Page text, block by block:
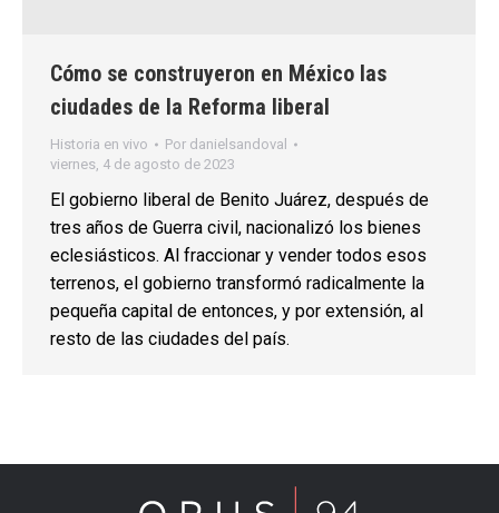
Cómo se construyeron en México las
ciudades de la Reforma liberal
Historia en vivo Por danielsandoval
viernes, 4 de agosto de 2023
El gobierno liberal de Benito Juárez, después de
tres años de Guerra civil, nacionalizó los bienes
eclesiásticos. Al fraccionar y vender todos esos
terrenos, el gobierno transformó radicalmente la
pequeña capital de entonces, y por extensión, al
resto de las ciudades del país.